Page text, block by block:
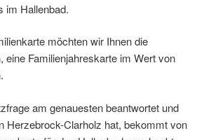
im Hallenbad.
möchten wir Ihnen die
eine Familienjahreskarte im Wert von
am genauesten beantwortet und
Herzebrock-Clarholz hat, bekommt von